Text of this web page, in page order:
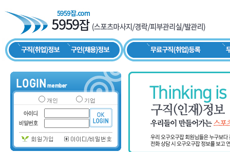
개인 기업